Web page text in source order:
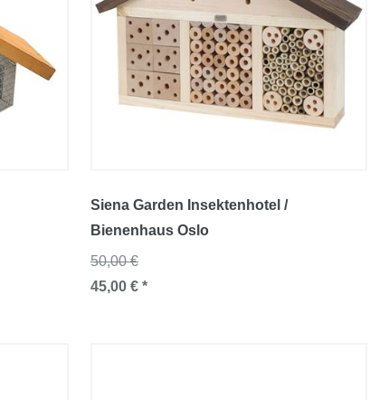
Siena Garden Insektenhotel /
Bienenhaus Oslo
50,00 €
45,00 € *